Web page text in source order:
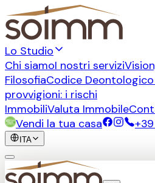
Lo Studio
Chi siamoI nostri servizi
FilosofiaCodice Deontologico
provvigioni: i rischi
ImmobiliValuta Immobile
Vendi la tua casa
ITA